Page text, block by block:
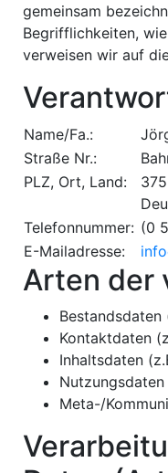
gemeinsam
Begrifflichkeiten, wie
verweisen wir auf
Name/Fa.:
Straße Nr.:
PLZ, Ort, Land:
Telefonnummer: (0
E-Mailadresse:
Arten der
Bestandsdaten
Kontaktdaten
Inhaltsdaten
Meta-/